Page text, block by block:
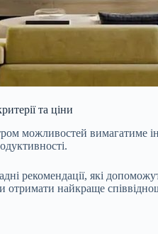
та ціни
можливостей вимагатиме
рекомендації, які
найкраще